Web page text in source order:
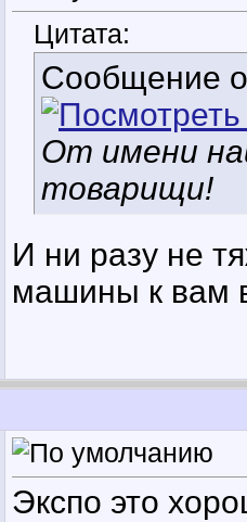
Цитата:
Сообщение
От имени
товарищи!
И ни разу не
машины к вам
Экспо это